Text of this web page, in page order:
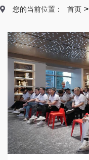
您的当前位置： 首页 >